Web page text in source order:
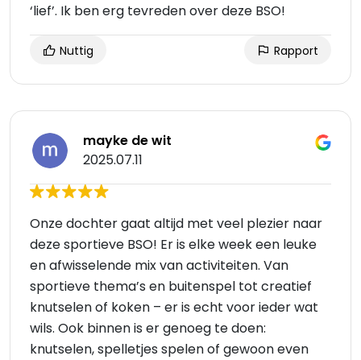
‘lief’. Ik ben erg tevreden over deze BSO!
Nuttig Rapport
mayke de wit
2025.07.11
Onze dochter gaat altijd met veel plezier naar
deze sportieve BSO! Er is elke week een leuke
en afwisselende mix van activiteiten. Van
sportieve thema’s en buitenspel tot creatief
knutselen of koken – er is echt voor ieder wat
wils. Ook binnen is er genoeg te doen:
knutselen, spelletjes spelen of gewoon even